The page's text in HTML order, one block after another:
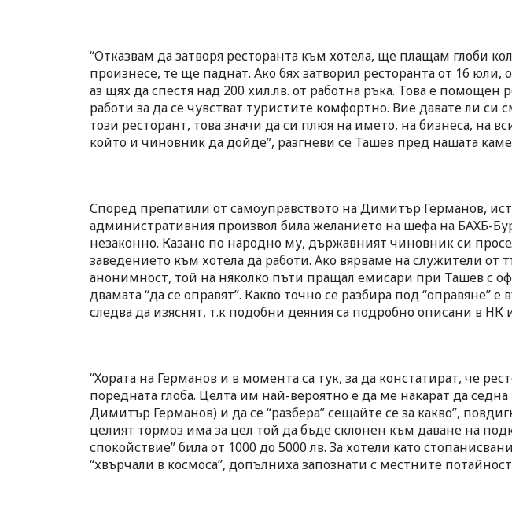
“Отказвам да затворя ресторанта към хотела, ще плащам глоби
произнесе, те ще паднат. Ако бях затворил ресторанта от 16 юли,
аз щях да спестя над 200 хил.лв. от работна ръка. Това е помощен
работи за да се чувстват туристите комфортно. Вие давате ли си
този ресторант, това значи да си плюя на името, на бизнеса, на
който и чиновник да дойде”, разгневи се Ташев пред нашата
Според препатили от самоуправството на Димитър Германов,
административния произвол била желанието на шефа на БАХБ-
незаконно. Казано по народно му, държавният чиновник си
заведението към хотела да работи. Ако вярваме на служители от
анонимност, той на няколко пъти пращал емисари при Ташев с
двамата “да се оправят”. Какво точно се разбира под “оправяне”
следва да изяснят, т.к подобни деяния са подробно описани в
“Хората на Германов и в момента са тук, за да констатират, че
поредната глоба. Целта им най-вероятно е да ме накарат да седна
Димитър Германов) и да се “разбера” сещайте се за какво”,
целият тормоз има за цел той да бъде склонен към даване на
спокойствие” била от 1000 до 5000 лв. За хотели като
“хвърчали в космоса”, допълниха запознати с местните